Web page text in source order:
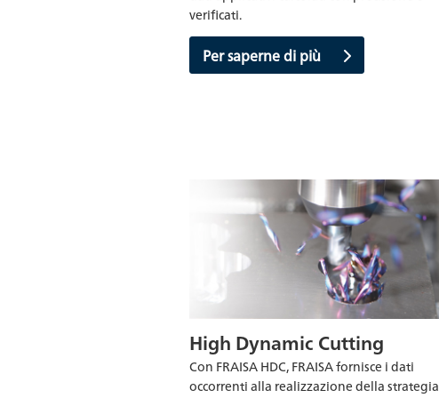
verificati.
Per saperne di più
High Dynamic Cutting
Con FRAISA HDC, FRAISA fornisce i dati
occorrenti alla realizzazione della strategia